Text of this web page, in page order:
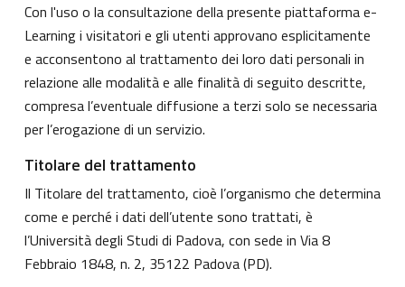
Con l'uso o la consultazione della presente piattaforma e-
Learning i visitatori e gli utenti approvano esplicitamente
e acconsentono al trattamento dei loro dati personali in
relazione alle modalità e alle finalità di seguito descritte,
compresa l’eventuale diffusione a terzi solo se necessaria
per l’erogazione di un servizio.
Titolare del trattamento
Il Titolare del trattamento, cioè l’organismo che determina
come e perché i dati dell’utente sono trattati, è
l’Università degli Studi di Padova, con sede in Via 8
Febbraio 1848, n. 2, 35122 Padova (PD).